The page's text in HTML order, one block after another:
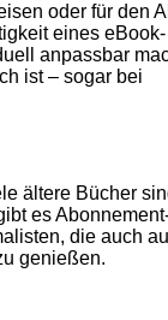
oder für den
eines eBook-
anpassbar
ist – sogar bei
ältere Bücher
es
die auch
genießen.